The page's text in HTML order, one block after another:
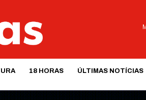
18 HORAS ÚLTIMAS NOTÍCIAS